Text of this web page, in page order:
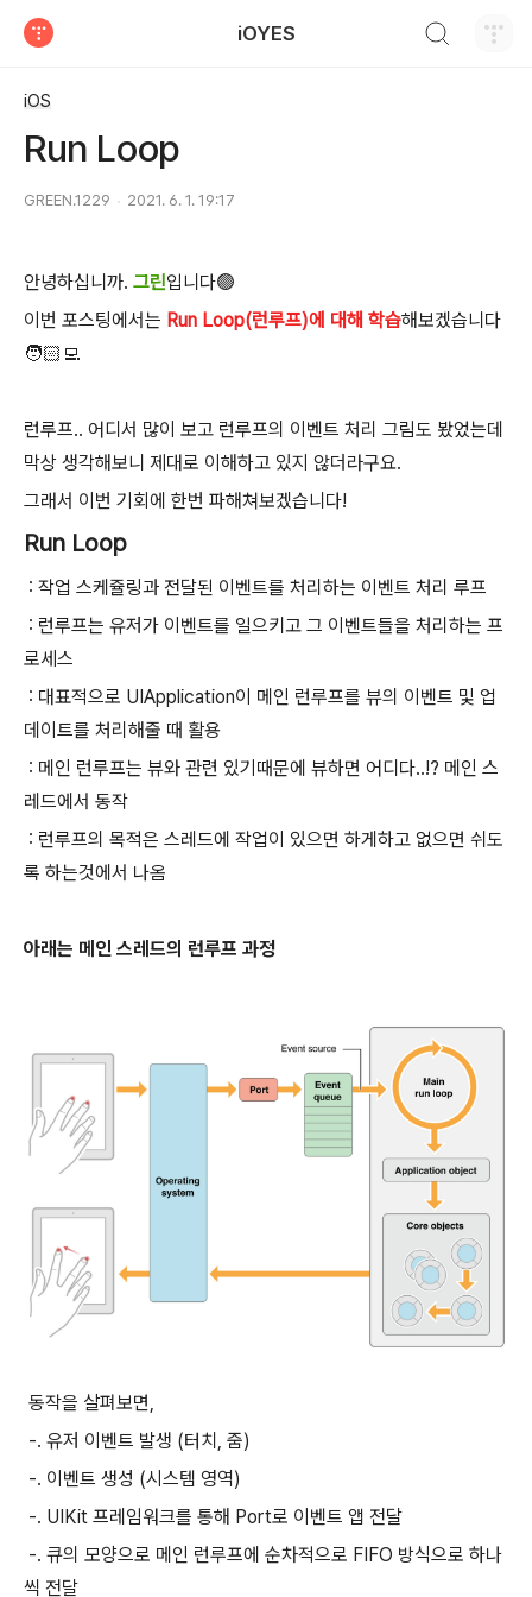
iOYES
iOS
Run Loop
GREEN.1229 2021. 6. 1. 19:17
안녕하십니까. 그린입니다🟢
이번 포스팅에서는 Run Loop(런루프)에 대해 학습해보겠습니다
🧑🏻‍💻
런루프.. 어디서 많이 보고 런루프의 이벤트 처리 그림도 봤었는데
막상 생각해보니 제대로 이해하고 있지 않더라구요.
그래서 이번 기회에 한번 파해쳐보겠습니다!
Run Loop
: 작업 스케쥴링과 전달된 이벤트를 처리하는 이벤트 처리 루프
: 런루프는 유저가 이벤트를 일으키고 그 이벤트들을 처리하는 프
로세스
: 대표적으로 UIApplication이 메인 런루프를 뷰의 이벤트 및 업
데이트를 처리해줄 때 활용
: 메인 런루프는 뷰와 관련 있기때문에 뷰하면 어디다..!? 메인 스
레드에서 동작
: 런루프의 목적은 스레드에 작업이 있으면 하게하고 없으면 쉬도
록 하는것에서 나옴
아래는 메인 스레드의 런루프 과정
동작을 살펴보면,
-. 유저 이벤트 발생 (터치, 줌)
-. 이벤트 생성 (시스템 영역)
-. UIKit 프레임워크를 통해 Port로 이벤트 앱 전달
-. 큐의 모양으로 메인 런루프에 순차적으로 FIFO 방식으로 하나
씩 전달